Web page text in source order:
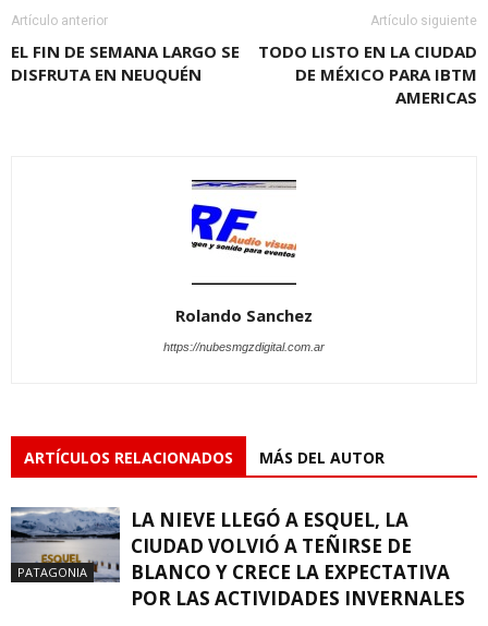
Artículo anterior
EL FIN DE SEMANA LARGO SE
DISFRUTA EN NEUQUÉN
Artículo siguiente
TODO LISTO EN LA CIUDAD
DE MÉXICO PARA IBTM
AMERICAS
Rolando Sanchez
https://nubesmgzdigital.com.ar
ARTÍCULOS RELACIONADOS MÁS DEL AUTOR
PATAGONIA
LA NIEVE LLEGÓ A ESQUEL, LA
CIUDAD VOLVIÓ A TEÑIRSE DE
BLANCO Y CRECE LA EXPECTATIVA
POR LAS ACTIVIDADES INVERNALES